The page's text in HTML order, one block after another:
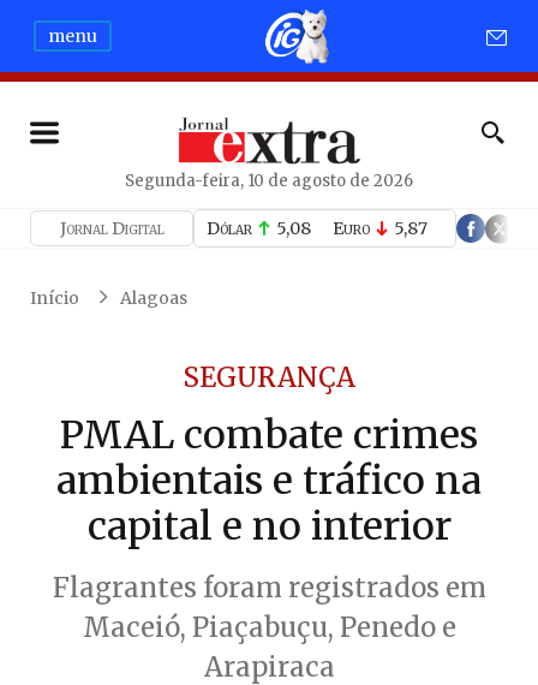
menu
Segunda-feira, 10 de agosto de 2026
Jornal Digital Dólar 5,08 Euro 5,87
Início Alagoas
SEGURANÇA
PMAL combate crimes
ambientais e tráfico na
capital e no interior
Flagrantes foram registrados em
Maceió, Piaçabuçu, Penedo e
Arapiraca